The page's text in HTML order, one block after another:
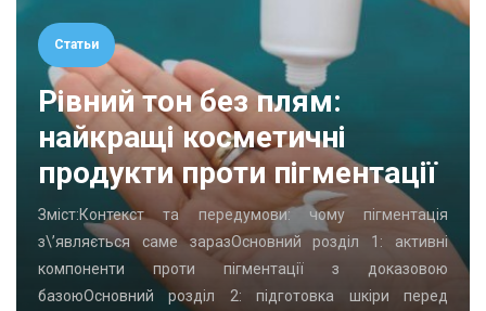
Статьи
Рівний тон без плям:
найкращі косметичні
продукти проти пігментації
Зміст:Контекст та передумови: чому пігментація
з\’являється саме заразОсновний розділ 1: активні
компоненти проти пігментації з доказовою
базоюОсновний розділ 2: підготовка шкіри перед